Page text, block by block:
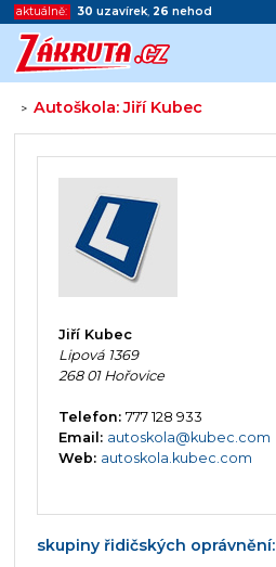
aktuálně: 30 uzavírek, 26 nehod
>Autoškola: Jiří Kubec
Začátek reklamy
Konec reklamy
Jiří Kubec
Lipová 1369
268 01 Hořovice
Telefon: 777 128 933
Email: autoskola@kubec.com
Web: autoskola.kubec.com
skupiny řidičských oprávnění: